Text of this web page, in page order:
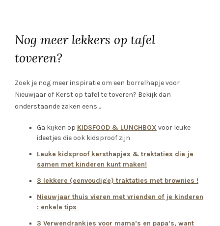
Nog meer lekkers op tafel
toveren?
Zoek je nog meer inspiratie om een borrelhapje voor
Nieuwjaar of Kerst op tafel te toveren? Bekijk dan
onderstaande zaken eens…
Ga kijken op KIDSFOOD & LUNCHBOX voor leuke
ideetjes die ook kidsproof zijn
Leuke kidsproof kersthapjes & traktaties die je
samen met kinderen kunt maken!
3 lekkere (eenvoudige) traktaties met brownies !
Nieuwjaar thuis vieren met vrienden of je kinderen
: enkele tips
3 Verwendrankjes voor mama’s en papa’s, want